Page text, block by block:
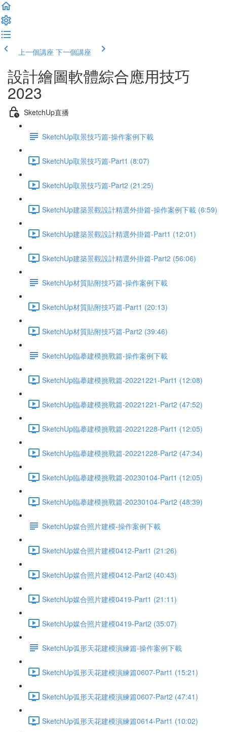
上一個講座 下一個講座
設計繪圖軟體綜合應用技巧
2023
SketchUp直播
SketchUp取景技巧篇-操作案例下載
SketchUp取景技巧篇-Part1 (8:07)
SketchUp取景技巧篇-Part2 (21:25)
SketchUp建築景觀設計精選外掛篇-操作案例下載 (6:59)
SketchUp建築景觀設計精選外掛篇-Part1 (12:01)
SketchUp建築景觀設計精選外掛篇-Part2 (56:06)
SketchUp材質貼附技巧篇-操作案例下載
SketchUp材質貼附技巧篇-Part1 (20:13)
SketchUp材質貼附技巧篇-Part2 (39:46)
SketchUp臨摹建模挑戰篇-操作案例下載
SketchUp臨摹建模挑戰篇-20221221-Part1 (12:08)
SketchUp臨摹建模挑戰篇-20221221-Part2 (47:52)
SketchUp臨摹建模挑戰篇-20221228-Part1 (12:05)
SketchUp臨摹建模挑戰篇-20221228-Part2 (47:34)
SketchUp臨摹建模挑戰篇-20230104-Part1 (12:05)
SketchUp臨摹建模挑戰篇-20230104-Part2 (48:39)
SketchUp媒合照片建模-操作案例下載
SketchUp媒合照片建模0412-Part1 (21:26)
SketchUp媒合照片建模0412-Part2 (40:43)
SketchUp媒合照片建模0419-Part1 (21:11)
SketchUp媒合照片建模0419-Part2 (35:07)
SketchUp弧形天花建模演練篇-操作案例下載
SketchUp弧形天花建模演練篇0607-Part1 (15:21)
SketchUp弧形天花建模演練篇0607-Part2 (47:41)
SketchUp弧形天花建模演練篇0614-Part1 (10:02)